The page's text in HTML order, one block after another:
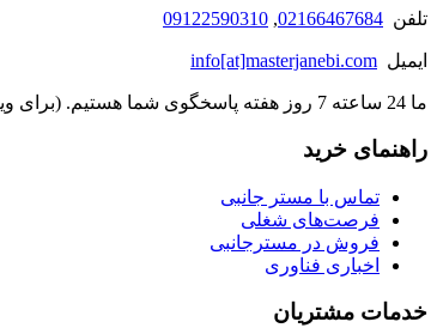
تلفن 02166467684
,
09122590310
ایمیل info[at]masterjanebi.com
ما 24 ساعته 7 روز هفته پاسخگوی شما هستیم. (برای ویرایش این متن به پیکربندی پوسته > تب برچسب‌ها مراجعه نمایید.)
راهنمای خرید
تماس با مستر جانبی
فرصت‌های شغلی
فروش در مسترجانبی
اخباری فناوری
خدمات مشتریان